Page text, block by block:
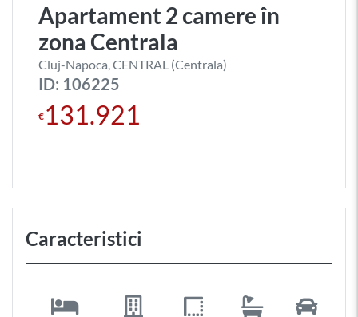
Apartament 2 camere în
zona Centrala
Cluj-Napoca, CENTRAL (Centrala)
ID: 106225
€ 131.921
Caracteristici